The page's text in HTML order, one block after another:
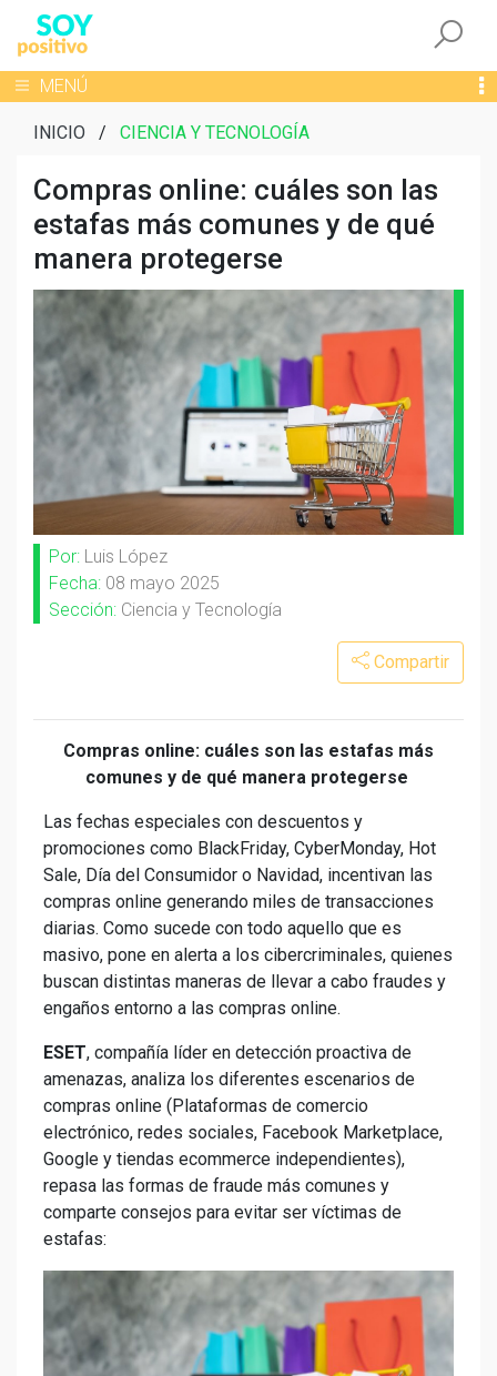
Toggle navigation
MENÚ
INICIO / CIENCIA Y TECNOLOGÍA
Compras online: cuáles son las
estafas más comunes y de qué
manera protegerse
Por: Luis López
Fecha: 08 mayo 2025
Sección: Ciencia y Tecnología
Compartir
Compras online: cuáles son las estafas más
comunes y de qué manera protegerse
Las fechas especiales con descuentos y
promociones como BlackFriday, CyberMonday, Hot
Sale, Día del Consumidor o Navidad, incentivan las
compras online generando miles de transacciones
diarias. Como sucede con todo aquello que es
masivo, pone en alerta a los cibercriminales, quienes
buscan distintas maneras de llevar a cabo fraudes y
engaños entorno a las compras online.
ESET, compañía líder en detección proactiva de
amenazas, analiza los diferentes escenarios de
compras online (Plataformas de comercio
electrónico, redes sociales, Facebook Marketplace,
Google y tiendas ecommerce independientes),
repasa las formas de fraude más comunes y
comparte consejos para evitar ser víctimas de
estafas: